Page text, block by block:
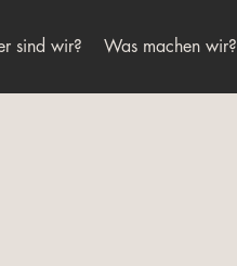
sind wir? Was machen wir?